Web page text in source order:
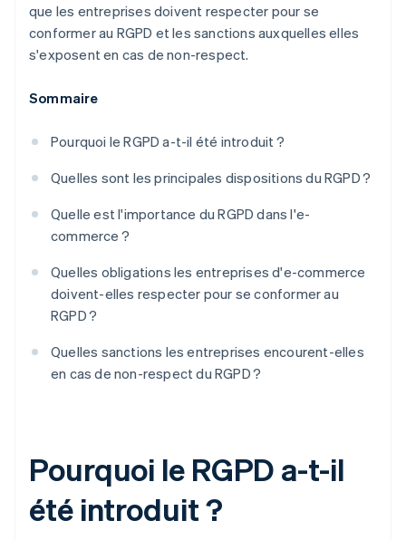
que les entreprises doivent respecter pour se
conformer au RGPD et les sanctions auxquelles elles
s'exposent en cas de non-respect.
Sommaire
Pourquoi le RGPD a-t-il été introduit ?
Quelles sont les principales dispositions du RGPD ?
Quelle est l'importance du RGPD dans l'e-
commerce ?
Quelles obligations les entreprises d'e-commerce
doivent-elles respecter pour se conformer au
RGPD ?
Quelles sanctions les entreprises encourent-elles
en cas de non-respect du RGPD ?
Pourquoi le RGPD a-t-il
été introduit ?